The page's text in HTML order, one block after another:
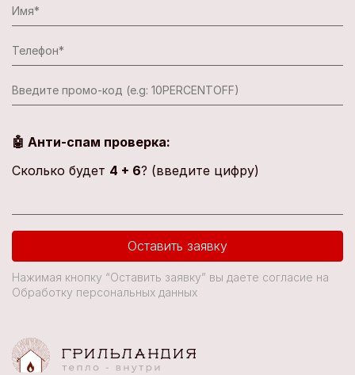
🤖 Анти-спам проверка:
Сколько будет 4 + 6? (введите цифру)
Оставить заявку
Нажимая кнопку “Оставить заявку” вы даете согласие на
Обработку персональных данных